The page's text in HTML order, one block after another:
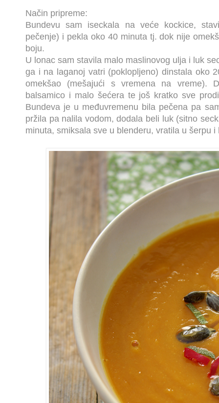
Način pripreme:
Bundevu sam iseckala na veće kockice,
pečenje) i pekla oko 40 minuta tj. dok nije
boju.
U lonac sam stavila malo maslinovog ulja i luk
ga i na laganoj vatri (poklopljeno) dinstala oko
omekšao (mešajući s vremena na vreme).
balsamico i malo šećera te još kratko sve
Bundeva je u međuvremenu bila pečena pa
pržila pa nalila vodom, dodala beli luk (sitno
minuta, smiksala sve u blenderu, vratila u šerpu